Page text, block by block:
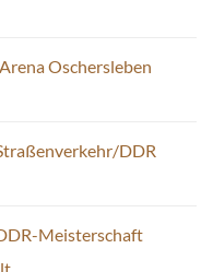
Oschersleben
DDR
Meisterschaft